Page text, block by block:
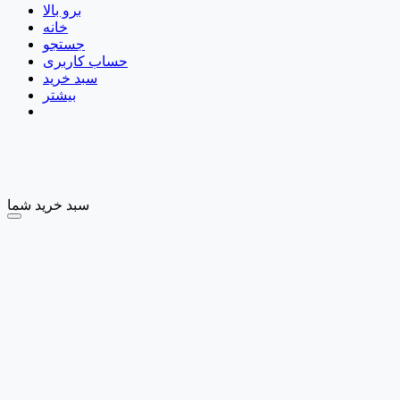
برو بالا
خانه
جستجو
حساب کاربری
سبد خرید
بیشتر
سبد خرید شما